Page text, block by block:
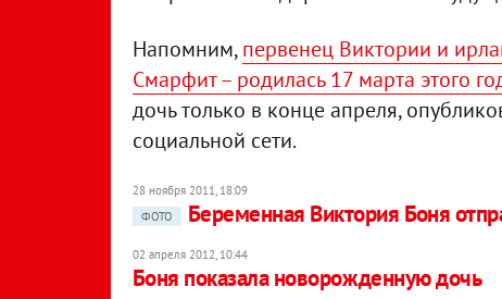
Напомним,первенец Виктории и
Смарфит – родилась 17 марта этого
дочь только в конце апреля,
социальной сети.
28 ноября 2011, 18:09
ФОТО
Беременная Виктория Боня
02 апреля 2012, 10:44
Боня показала новорожденную дочь